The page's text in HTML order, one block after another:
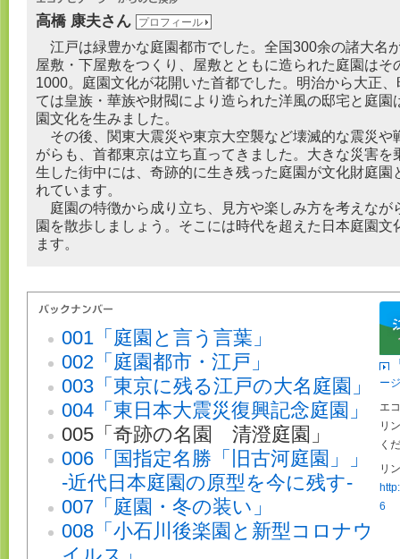
高橋 康夫さん プロフィール
江戸は緑豊かな庭園都市でした。全国300余の諸大名
屋敷・下屋敷をつくり、屋敷とともに造られた庭園はそ
1000。庭園文化が花開いた首都でした。明治から大正
ては皇族・華族や財閥により造られた洋風の邸宅と庭園
園文化を生みました。
その後、関東大震災や東京大空襲など壊滅的な震災や
がらも、首都東京は立ち直ってきました。大きな災害を
生した街中には、奇跡的に生き残った庭園が文化財庭園
れています。
庭園の特徴から成り立ち、見方や楽しみ方を考えなが
園を散歩しましょう。そこには時代を超えた日本庭園文
ます。
ージ
エ
リ
く
リ
6
001「庭園と言う言葉」
002「庭園都市・江戸」
003「東京に残る江戸の大名庭園」
004「東日本大震災復興記念庭園」
005「奇跡の名園 清澄庭園」
006「国指定名勝「旧古河庭園」」
-近代日本庭園の原型を今に残す-
007「庭園・冬の装い」
008「小石川後楽園と新型コロナウ